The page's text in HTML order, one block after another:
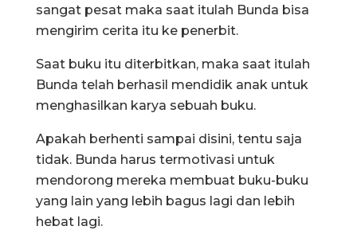
sangat pesat maka saat itulah Bunda bisa
mengirim cerita itu ke penerbit.
Saat buku itu diterbitkan, maka saat itulah
Bunda telah berhasil mendidik anak untuk
menghasilkan karya sebuah buku.
Apakah berhenti sampai disini, tentu saja
tidak. Bunda harus termotivasi untuk
mendorong mereka membuat buku-buku
yang lain yang lebih bagus lagi dan lebih
hebat lagi.